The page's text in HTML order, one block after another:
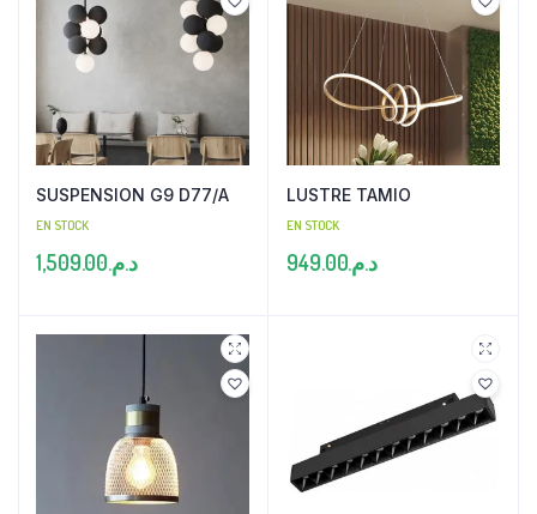
SUSPENSION G9 D77/A
EN STOCK
د.م.1,509.00
LUSTRE TAMIO
EN STOCK
د.م.949.00